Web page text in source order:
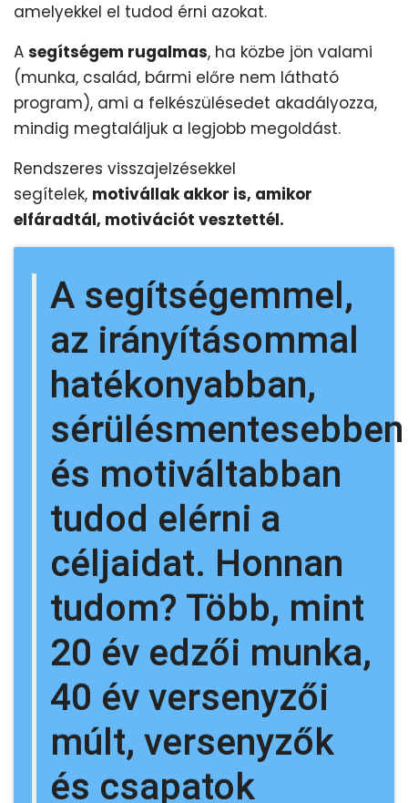
amelyekkel el tudod érni azokat.
A segítségem rugalmas, ha közbe jön valami
(munka, család, bármi előre nem látható
program), ami a felkészülésedet akadályozza,
mindig megtaláljuk a legjobb megoldást.
Rendszeres visszajelzésekkel
segítelek, motivállak akkor is, amikor
elfáradtál, motivációt vesztettél.
A segítségemmel,
az irányításommal
hatékonyabban,
sérülésmentesebben
és motiváltabban
tudod elérni a
céljaidat. Honnan
tudom? Több, mint
20 év edzői munka,
40 év versenyzői
múlt, versenyzők
és csapatok